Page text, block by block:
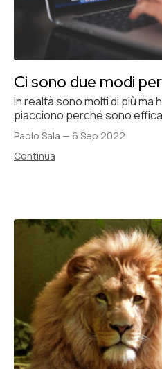
Ci sono due modi
In realtà sono molti di più ma
piacciono perché sono
Paolo Sala — 6 Sep 2022
Continua